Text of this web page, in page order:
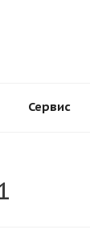
Сервис